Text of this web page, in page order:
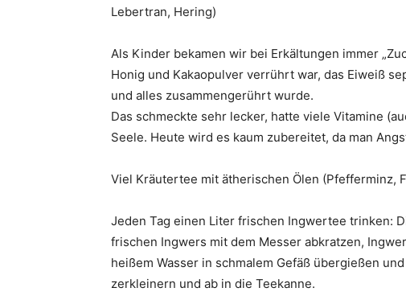
Lebertran, Hering)
Als Kinder bekamen wir bei Erkältungen immer
Honig und Kakaopulver verrührt war, das Eiweiß
und alles zusammengerührt wurde.
Das schmeckte sehr lecker, hatte viele Vitamine
Seele. Heute wird es kaum zubereitet, da man
Viel Kräutertee mit ätherischen Ölen (Pfefferminz,
Jeden Tag einen Liter frischen Ingwertee trinken:
frischen Ingwers mit dem Messer abkratzen,
heißem Wasser in schmalem Gefäß übergießen
zerkleinern und ab in die Teekanne.